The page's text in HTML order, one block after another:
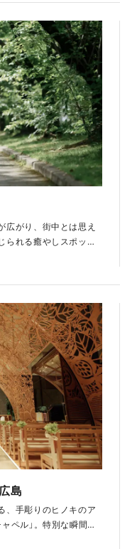
みこみます。淡い緑色
」という桜も植えられ、
て開花し、例年4月下
しむことができます。
広がり、街中とは思え
られる癒やしスポット
のある撮影ができま
を残せます。お二人の
。ラヴィファクトリー
つです。
島
、手彫りのヒノキのア
ペル」。特別な瞬間に
られます。まるで森の